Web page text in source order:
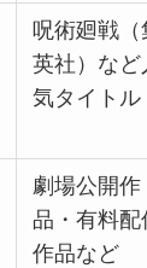
呪術廻戦（
英社）など
気タイトル
劇場公開作
品・有料配
作品など